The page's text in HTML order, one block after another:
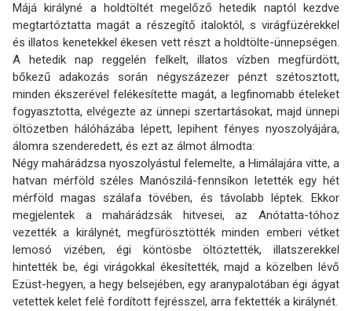
Májá királyné a holdtöltét megelőző hetedik naptól kezdve
megtartóztatta magát a részegítő italoktól, s virágfüzérekkel
és illatos kenetekkel ékesen vett részt a holdtölte-ünnepségen.
A hetedik nap reggelén felkelt, illatos vízben megfürdött,
bőkezű adakozás során négyszázezer pénzt szétosztott,
minden ékszerével felékesítette magát, a legfinomabb ételeket
fogyasztotta, elvégezte az ünnepi szertartásokat, majd ünnepi
öltözet­ben hálóházába lépett, lepihent fényes nyoszolyájára,
álomra szenderedett, és ezt az álmot álmodta:
Négy mahárádzsa nyoszolyástul felemelte, a Himálajára vitte, a
hatvan mérföld széles Manószilá-fennsíkon letették egy hét
mérföld magas szálafa tövében, és távolabb léptek. Ekkor
megjelentek a mahárádzsák hitvesei, az Anótatta-tóhoz
vezették a királynét, megfürösz­tötték minden emberi vétket
lemosó vizében, égi köntösbe öltöztették, illatszerekkel
hintették be, égi virágokkal ékesítették, majd a közelben lévő
Ezüst-hegyen, a hegy belsejében, egy aranypalotában égi ágyat
vetettek kelet felé fordított fejrésszel, arra fektették a királynét.